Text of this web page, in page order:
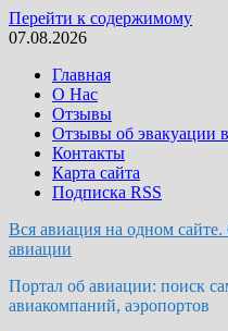
Перейти к содержимому
07.08.2026
Главная
О Нас
Отзывы
Отзывы об эвакуации
Контакты
Карта сайта
Подписка RSS
Вся авиация на одном
авиации
Портал об авиации: поиск
авиакомпаний, аэропортов